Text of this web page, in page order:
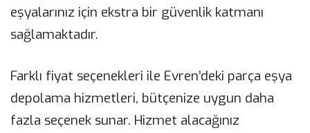
eşyalarınız için ekstra bir güvenlik katmanı
sağlamaktadır.
Farklı fiyat seçenekleri ile Evren’deki parça eşya
depolama hizmetleri, bütçenize uygun daha
fazla seçenek sunar. Hizmet alacağınız